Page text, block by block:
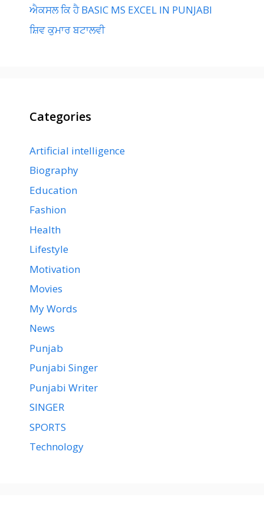
ਐਕਸਲ ਕਿ ਹੈ BASIC MS EXCEL IN PUNJABI
ਸ਼ਿਵ ਕੁਮਾਰ ਬਟਾਲਵੀ
Categories
Artificial intelligence
Biography
Education
Fashion
Health
Lifestyle
Motivation
Movies
My Words
News
Punjab
Punjabi Singer
Punjabi Writer
SINGER
SPORTS
Technology